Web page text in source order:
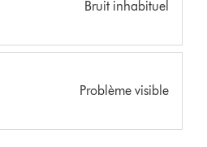
Bruit inhabituel
Problème visible